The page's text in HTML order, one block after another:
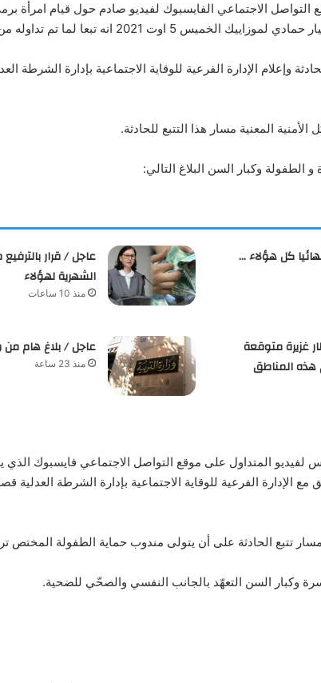
الاجتماعي الفايسبوك لفيديو صادم حول قيام امرأة
لما تم تداوله من فيديو مريع لطفلة تتعرض للعنف الشديد.
وإعلام الإدارة الفرعية للوقاية الاجتماعية بإدارة الشرطة
المعنية مسار هذا التتبع للحادثة.
وكبار السن البلاغ التالي:
كل هؤلاء …
عاجل / قرار
الشهرية لهؤلاء
منذ 10 ساعات
غزيرة متوقعة
هذه المناطق
عاجل / بلاغ هام من
منذ 23 ساعة
لفيديو المتداول على موقع التواصل الاجتماعي فايسبوك
مع الإدارة الفرعية للوقاية الاجتماعية بإدارة الشرطة
تتبع الحادثة على أن يتولى مندوب حماية الطفولة المختص
وكبار السن التعهّد بالجانب النفسي والصحّي للضحية.